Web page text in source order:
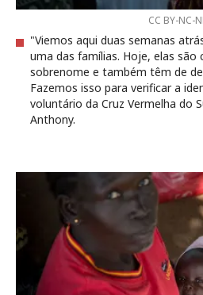
CC BY-NC-
"Viemos aqui duas semanas
uma das famílias. Hoje, elas são
sobrenome e também têm de
Fazemos isso para verificar a
voluntário da Cruz Vermelha do
Anthony.